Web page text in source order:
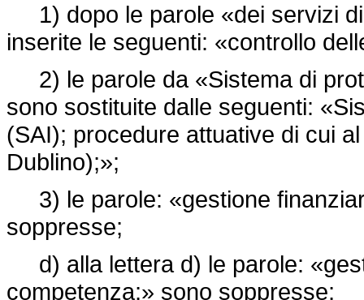
1) dopo le parole «dei servizi
inserite le seguenti: «controllo
2) le parole da «Sistema di
sono sostituite dalle seguenti:
(SAI); procedure attuative di cui
Dublino);»;
3) le parole: «gestione
soppresse;
d) alla lettera d) le parole:
competenza;» sono soppresse;